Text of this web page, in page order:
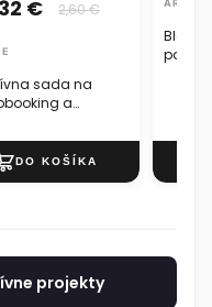
sada na
a
€ 2,60 €
Blok
projekty